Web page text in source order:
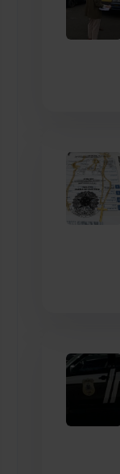
Caturama
Érico
Esportes